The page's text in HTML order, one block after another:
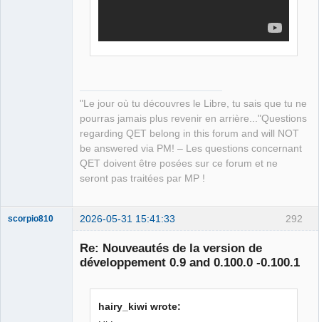
"Le jour où tu découvres le Libre, tu sais que tu ne
pourras jamais plus revenir en arrière..."Questions
regarding QET belong in this forum and will NOT
be answered via PM! – Les questions concernant
QET doivent être posées sur ce forum et ne
seront pas traitées par MP !
292
scorpio810 2026-05-31 15:41:33
Re: Nouveautés de la version de
développement 0.9 and 0.100.0 -0.100.1
hairy_kiwi wrote: